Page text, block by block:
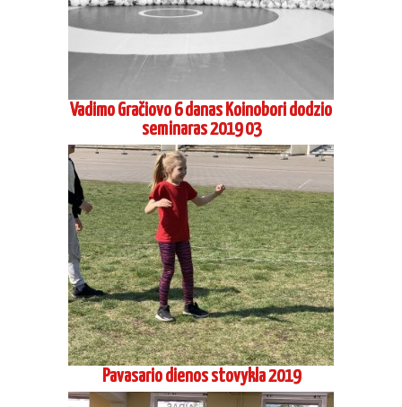
Vadimo Gračiovo 6 danas Koinobori dodzio
seminaras 2019 03
Pavasario dienos stovykla 2019